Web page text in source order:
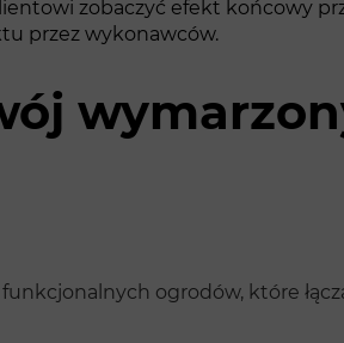
zobaczyć efekt końcowy
przez wykonawców.
ogrodów, które